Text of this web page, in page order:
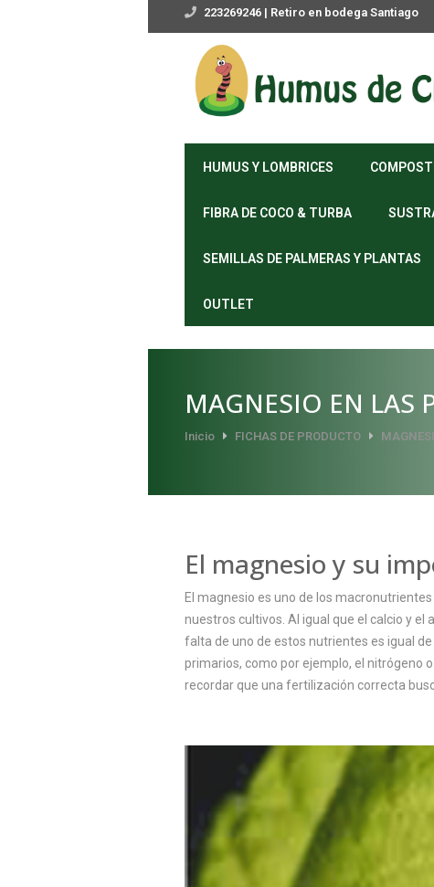
223269246 | Retiro en bodega Santiago
HUMUS Y LOMBRICES
FIBRA DE COCO & TURBA
SEMILLAS DE PALMERAS Y PLANTAS
OUTLET
MAGNESIO EN LAS
Inicio FICHAS DE PRODUCTO
El magnesio y su
El magnesio es uno de los
nuestros cultivos. Al igual que el calcio y
falta de uno de estos nutrientes es igual
primarios, como por ejemplo, el nitrógeno
recordar que una fertilización correcta